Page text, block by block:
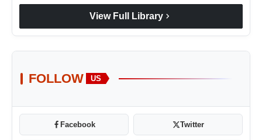
View Full Library chevron_right
FOLLOW US
Facebook Twitter